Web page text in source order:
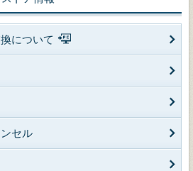
について
セル